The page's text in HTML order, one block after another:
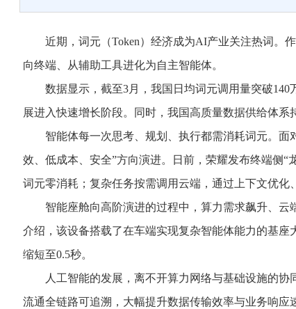
近期，词元（Token）经济成为AI产业关注热词。作
向终端、从辅助工具进化为自主智能体。
数据显示，截至3月，我国日均词元调用量突破140
展进入快速增长阶段。同时，我国高质量数据供给体系
智能体每一次思考、规划、执行都需消耗词元。面
效、低成本、安全”方向演进。日前，荣耀发布终端侧
词元零消耗；复杂任务按需调用云端，通过上下文优化
智能座舱向高阶演进的过程中，算力需求飙升、云端
介绍，该设备搭载了在车端实现复杂智能体能力的基座
缩短至0.5秒。
人工智能的发展，离不开算力网络与基础设施的协
流通全链路可追溯，大幅提升数据传输效率与业务响应